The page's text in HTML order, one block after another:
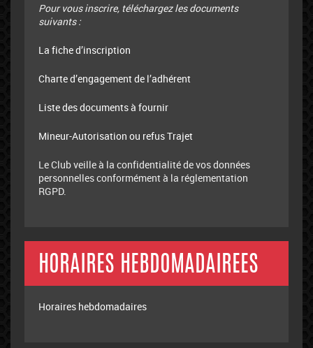
Pour vous inscrire, téléchargez les documents
suivants :
La fiche d’inscription
Charte d’engagement de l’adhérent
Liste des documents à fournir
Mineur-Autorisation ou refus Trajet
Le Club veille à la confidentialité de vos données
personnelles conformément à la réglementation
RGPD.
HORAIRES HEBDOMADAIREES
Horaires hebdomadaires